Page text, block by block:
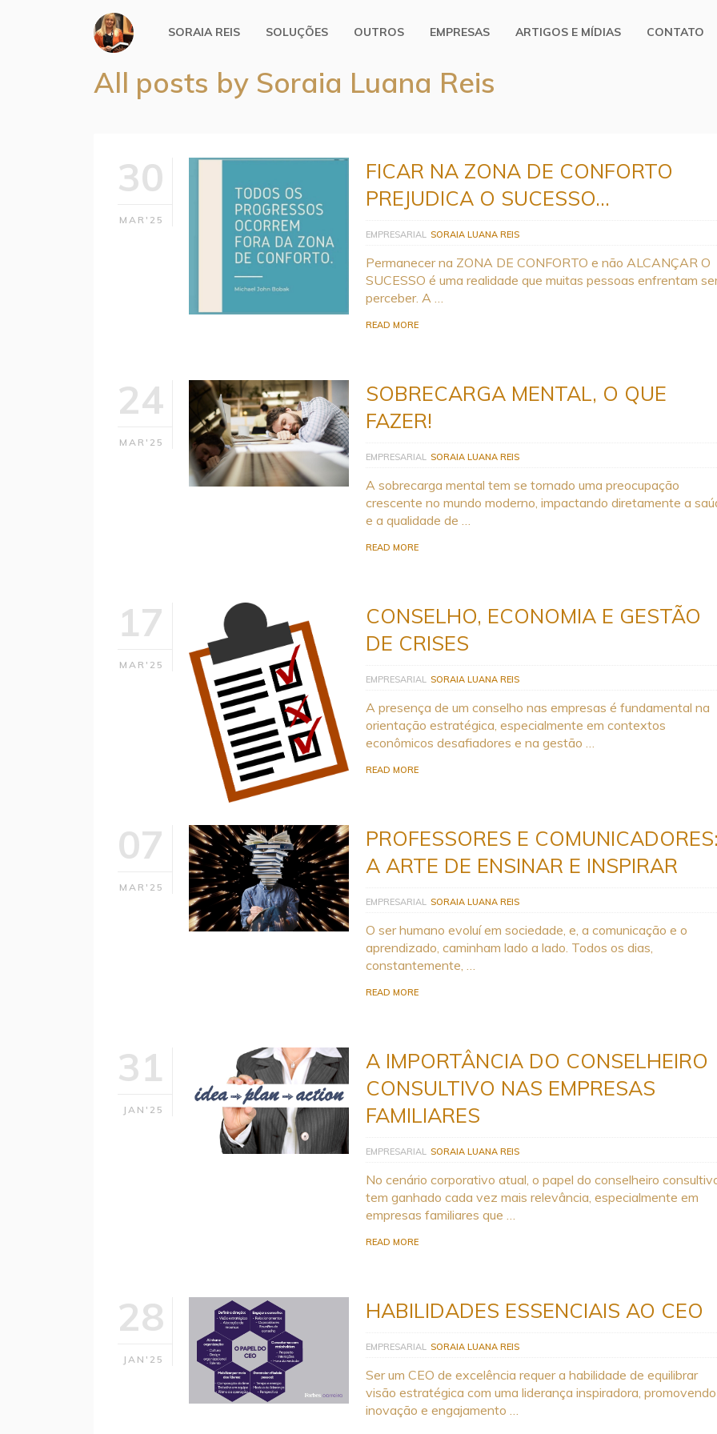
SORAIA REIS SOLUÇÕES OUTROS EMPRESAS ARTIGOS E MÍDIAS CONTATO
All posts by Soraia Luana Reis
30
MAR'25
FICAR NA ZONA DE CONFORTO
PREJUDICA O SUCESSO…
EMPRESARIAL SORAIA LUANA REIS
Permanecer na ZONA DE CONFORTO e não ALCANÇAR O
SUCESSO é uma realidade que muitas pessoas enfrentam
perceber. A …
READ MORE
24
MAR'25
SOBRECARGA MENTAL, O QUE
FAZER!
EMPRESARIAL SORAIA LUANA REIS
A sobrecarga mental tem se tornado uma preocupação
crescente no mundo moderno, impactando diretamente a
e a qualidade de …
READ MORE
17
MAR'25
CONSELHO, ECONOMIA E GESTÃO
DE CRISES
EMPRESARIAL SORAIA LUANA REIS
A presença de um conselho nas empresas é fundamental na
orientação estratégica, especialmente em contextos
econômicos desafiadores e na gestão …
READ MORE
07
MAR'25
PROFESSORES E
A ARTE DE ENSINAR E INSPIRAR
EMPRESARIAL SORAIA LUANA REIS
O ser humano evoluí em sociedade, e, a comunicação e o
aprendizado, caminham lado a lado. Todos os dias,
constantemente, …
READ MORE
31
JAN'25
A IMPORTÂNCIA DO CONSELHEIRO
CONSULTIVO NAS EMPRESAS
FAMILIARES
EMPRESARIAL SORAIA LUANA REIS
No cenário corporativo atual, o papel do conselheiro
tem ganhado cada vez mais relevância, especialmente em
empresas familiares que …
READ MORE
28
JAN'25
HABILIDADES ESSENCIAIS AO CEO
EMPRESARIAL SORAIA LUANA REIS
Ser um CEO de excelência requer a habilidade de equilibrar
visão estratégica com uma liderança inspiradora, promovendo
inovação e engajamento …